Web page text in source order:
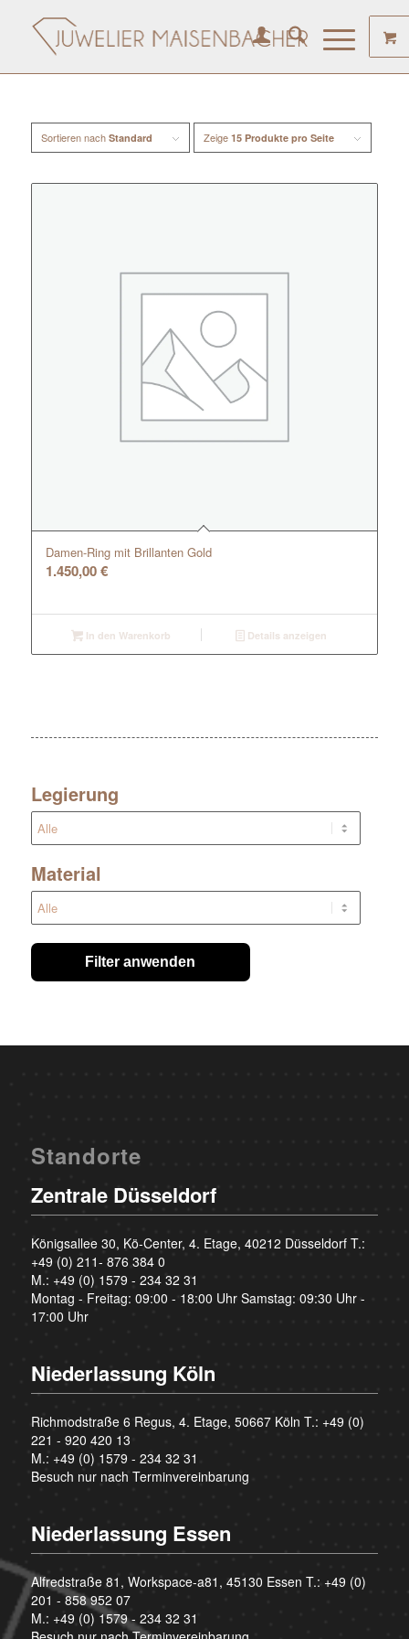
Sortieren nach Standard Zeige 15 Produkte pro Seite
Damen-Ring mit Brillanten Gold
1.450,00€
In den Warenkorb Details anzeigen
Legierung
Material
Filter anwenden
Standorte
Zentrale Düsseldorf
Königsallee 30, Kö-Center, 4. Etage, 40212 Düsseldorf T.:
+49 (0) 211- 876 384 0
M.: +49 (0) 1579 - 234 32 31
Montag - Freitag: 09:00 - 18:00 Uhr Samstag: 09:30 Uhr -
17:00 Uhr
Niederlassung Köln
Richmodstraße 6 Regus, 4. Etage, 50667 Köln T.: +49 (0)
221 - 920 420 13
M.: +49 (0) 1579 - 234 32 31
Besuch nur nach Terminvereinbarung
Niederlassung Essen
Alfredstraße 81, Workspace-a81, 45130 Essen T.: +49 (0)
201 - 858 952 07
M.: +49 (0) 1579 - 234 32 31